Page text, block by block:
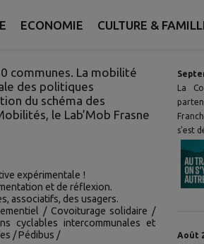
ECONOMIE CULTURE &
communes. La mobilité
des politiques
du schéma des
le Lab’Mob Frasne
expérimentale !
et de réflexion.
associatifs, des usagers.
/ Covoiturage solidaire /
cyclables intercommunales et
/ Pédibus /
La
s'est
Août